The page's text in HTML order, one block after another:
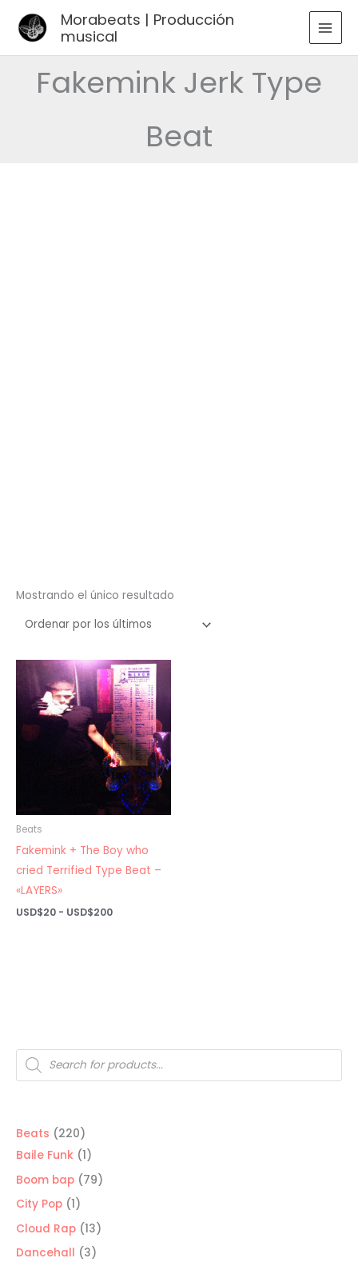
Morabeats | Producción
musical
Fakemink Jerk Type
Beat
Búsqueda
de
productos
Beats 220220
productos
Baile Funk 11
producto
Boom bap 7979
City Pop 11
producto
Cloud Rap 1313
productos
Dancehall 33
Mostrando el único resultado
Beats
Fakemink + The Boy who
cried Terrified Type Beat –
«LAYERS»
USD$20 - USD$200Rango